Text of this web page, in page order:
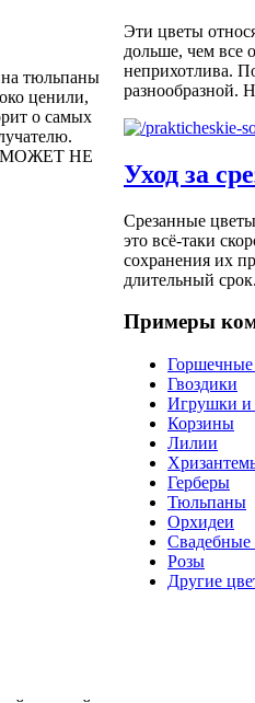
тюльпаны
ценили,
о самых
НЕ
Эти цветы
дольше, чем все
неприхотлива.
разнообразной.
Уход за
Срезанные
это всё-таки
сохранения их
длительный
Примеры
Гвоздики
Игрушки и
Корзины
Лилии
Герберы
Тюльпаны
Орхидеи
Свадебные
Розы
Другие